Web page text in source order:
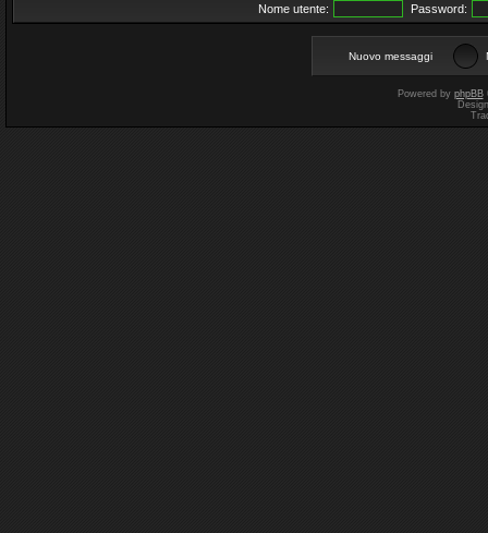
Nome utente: Password:
Nuovo messaggi
Powered by phpBB